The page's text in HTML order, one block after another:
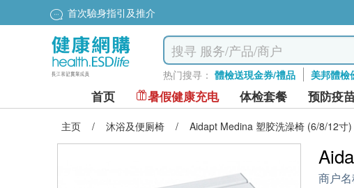
首次驗身指引及推介
热门搜寻： 體檢送現金券/禮品 美邦體檢
首页 暑假健康充电 体检套餐 预防疫
主页 / 沐浴及便厕椅 / Aidapt Medina 塑胶洗澡椅 (6/8/12寸)
商户名